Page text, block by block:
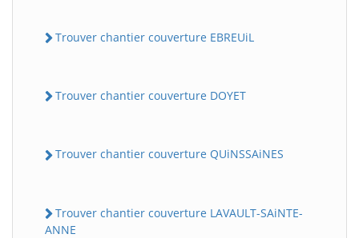
Trouver chantier couverture EBREUiL
Trouver chantier couverture DOYET
Trouver chantier couverture QUiNSSAiNES
Trouver chantier couverture LAVAULT-SAiNTE-
ANNE